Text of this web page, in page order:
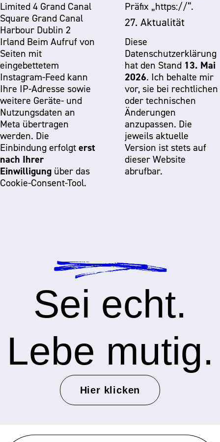
Limited 4 Grand Canal
Square Grand Canal
Harbour Dublin 2
Irland Beim Aufruf von
Seiten mit
eingebettetem
Instagram-Feed kann
Ihre IP-Adresse sowie
weitere Geräte- und
Nutzungsdaten an
Meta übertragen
werden. Die
Einbindung erfolgt erst
nach Ihrer
Einwilligung über das
Cookie-Consent-Tool.
Präfix „https://“.
27. Aktualität
Diese
Datenschutzerklärung
hat den Stand 13. Mai
2026. Ich behalte mir
vor, sie bei rechtlichen
oder technischen
Änderungen
anzupassen. Die
jeweils aktuelle
Version ist stets auf
dieser Website
abrufbar.
Sei echt.
Lebe mutig.
Hier klicken